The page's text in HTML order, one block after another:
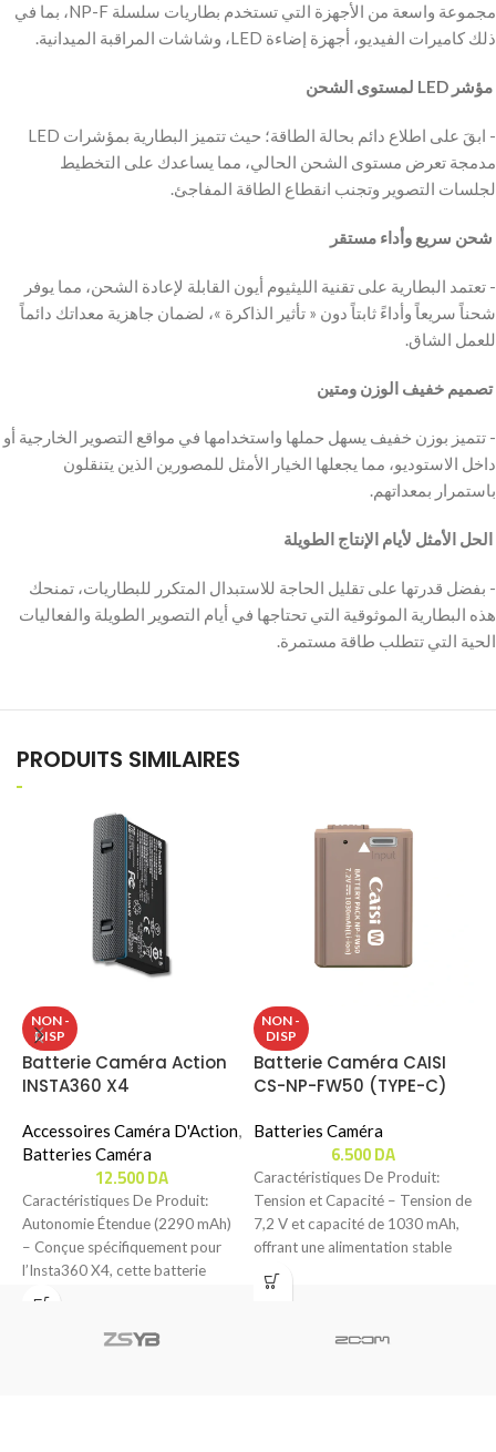
مجموعة واسعة من الأجهزة التي تستخدم بطاريات سلسلة NP-F، بما في
ذلك كاميرات الفيديو، أجهزة إضاءة LED، وشاشات المراقبة الميدانية.
‫ مؤشر LED لمستوى الشحن
‫- ابقَ على اطلاع دائم بحالة الطاقة؛ حيث تتميز البطارية بمؤشرات LED
مدمجة تعرض مستوى الشحن الحالي، مما يساعدك على التخطيط
لجلسات التصوير وتجنب انقطاع الطاقة المفاجئ.
‫ شحن سريع وأداء مستقر
‫- تعتمد البطارية على تقنية الليثيوم أيون القابلة لإعادة الشحن، مما يوفر
شحناً سريعاً وأداءً ثابتاً دون « تأثير الذاكرة »، لضمان جاهزية معداتك دائماً
للعمل الشاق.
‫ تصميم خفيف الوزن ومتين
‫- تتميز بوزن خفيف يسهل حملها واستخدامها في مواقع التصوير الخارجية أو
داخل الاستوديو، مما يجعلها الخيار الأمثل للمصورين الذين يتنقلون
باستمرار بمعداتهم.
‫ الحل الأمثل لأيام الإنتاج الطويلة
‫- بفضل قدرتها على تقليل الحاجة للاستبدال المتكرر للبطاريات، تمنحك
هذه البطارية الموثوقية التي تحتاجها في أيام التصوير الطويلة والفعاليات
الحية التي تتطلب طاقة مستمرة.
PRODUITS SIMILAIRES
NON -
DISP
Batterie Caméra Action
INSTA360 X4
Accessoires Caméra D'Action,
Batteries Caméra
12.500DA
Caractéristiques De Produit:
Autonomie Étendue (2290 mAh)
– Conçue spécifiquement pour
l’Insta360 X4, cette batterie
haute capacité de 2290 mAh
NON -
DISP
Batterie Caméra CAISI
CS-NP-FW50 (TYPE-C)
Batteries Caméra
6.500DA
Caractéristiques De Produit:
Tension et Capacité – Tension de
7,2 V et capacité de 1030 mAh,
offrant une alimentation stable